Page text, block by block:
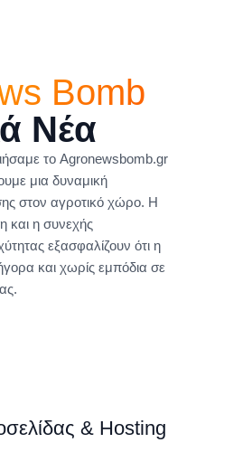
Bomb
Νέα
το Agronewsbomb.gr
μια δυναμική
στον αγροτικό χώρο. Η
και η συνεχής
εξασφαλίζουν ότι η
και χωρίς εμπόδια σε
& Hosting